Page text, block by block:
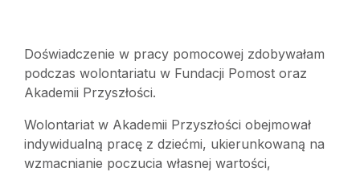
Doświadczenie w pracy pomocowej zdobywałam
podczas wolontariatu w Fundacji Pomost oraz
Akademii Przyszłości.
Wolontariat w Akademii Przyszłości obejmował
indywidualną pracę z dziećmi, ukierunkowaną na
wzmacnianie poczucia własnej wartości,